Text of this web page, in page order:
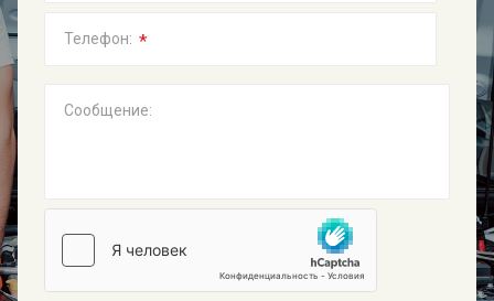
Телефон: *
Сообщение: